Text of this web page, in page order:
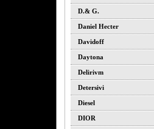
D.& G.
Daniel Hecter
Davidoff
Daytona
Delirivm
Detersivi
Diesel
DIOR